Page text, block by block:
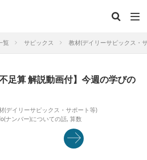
覧 サピックス 教材(デイリーサピックス・
足算 解説動画付】今週の学びの
(デイリーサピックス・サポート等)
ナンバー)についての話, 算数
後期(9月~11月)